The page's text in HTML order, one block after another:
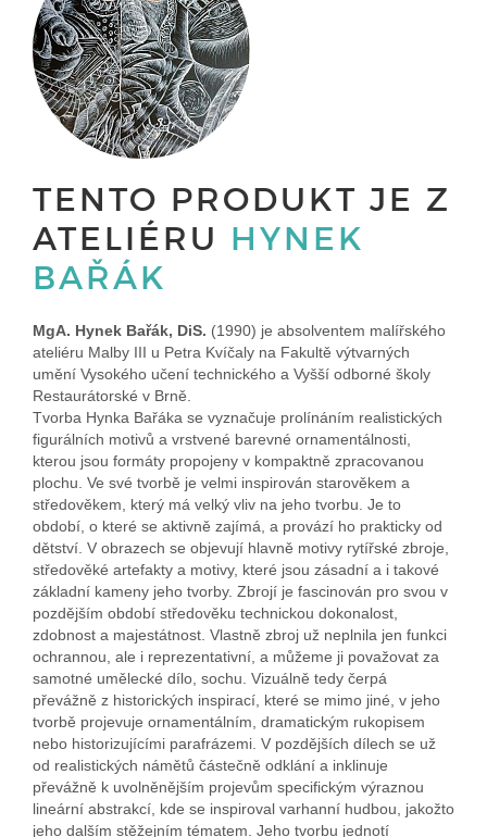
TENTO PRODUKT JE Z
ATELIÉRU HYNEK
BAŘÁK
MgA. Hynek Bařák, DiS. (1990) je absolventem malířského
ateliéru Malby III u Petra Kvíčaly na Fakultě výtvarných
umění Vysokého učení technického a Vyšší odborné školy
Restaurátorské v Brně.
Tvorba Hynka Bařáka se vyznačuje prolínáním realistických
figurálních motivů a vrstvené barevné ornamentálnosti,
kterou jsou formáty propojeny v kompaktně zpracovanou
plochu. Ve své tvorbě je velmi inspirován starověkem a
středověkem, který má velký vliv na jeho tvorbu. Je to
období, o které se aktivně zajímá, a provází ho prakticky od
dětství. V obrazech se objevují hlavně motivy rytířské zbroje,
středověké artefakty a motivy, které jsou zásadní a i takové
základní kameny jeho tvorby. Zbrojí je fascinován pro svou v
pozdějším období středověku technickou dokonalost,
zdobnost a majestátnost. Vlastně zbroj už neplnila jen funkci
ochrannou, ale i reprezentativní, a můžeme ji považovat za
samotné umělecké dílo, sochu. Vizuálně tedy čerpá
převážně z historických inspirací, které se mimo jiné, v jeho
tvorbě projevuje ornamentálním, dramatickým rukopisem
nebo historizujícími parafrázemi. V pozdějších dílech se už
od realistických námětů částečně odklání a inklinuje
převážně k uvolněnějším projevům specifickým výraznou
lineární abstrakcí, kde se inspiroval varhanní hudbou, jakožto
jeho dalším stěžejním tématem. Jeho tvorbu jednotí